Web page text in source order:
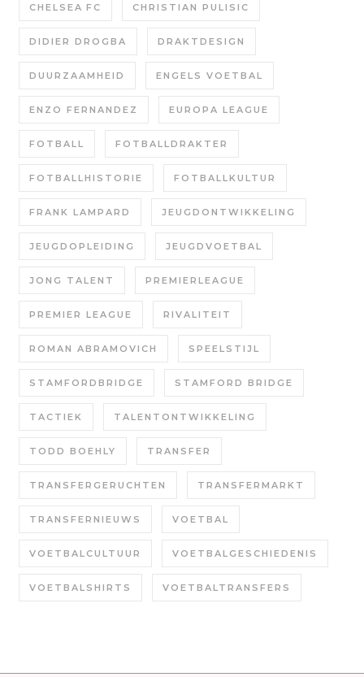
CHELSEA FC CHRISTIAN PULISIC
DIDIER DROGBA DRAKTDESIGN
DUURZAAMHEID ENGELS VOETBAL
ENZO FERNANDEZ EUROPA LEAGUE
FOTBALL FOTBALLDRAKTER
FOTBALLHISTORIE FOTBALLKULTUR
FRANK LAMPARD JEUGDONTWIKKELING
JEUGDOPLEIDING JEUGDVOETBAL
JONG TALENT PREMIERLEAGUE
PREMIER LEAGUE RIVALITEIT
ROMAN ABRAMOVICH SPEELSTIJL
STAMFORDBRIDGE STAMFORD BRIDGE
TACTIEK TALENTONTWIKKELING
TODD BOEHLY TRANSFER
TRANSFERGERUCHTEN TRANSFERMARKT
TRANSFERNIEUWS VOETBAL
VOETBALCULTUUR VOETBALGESCHIEDENIS
VOETBALSHIRTS VOETBALTRANSFERS